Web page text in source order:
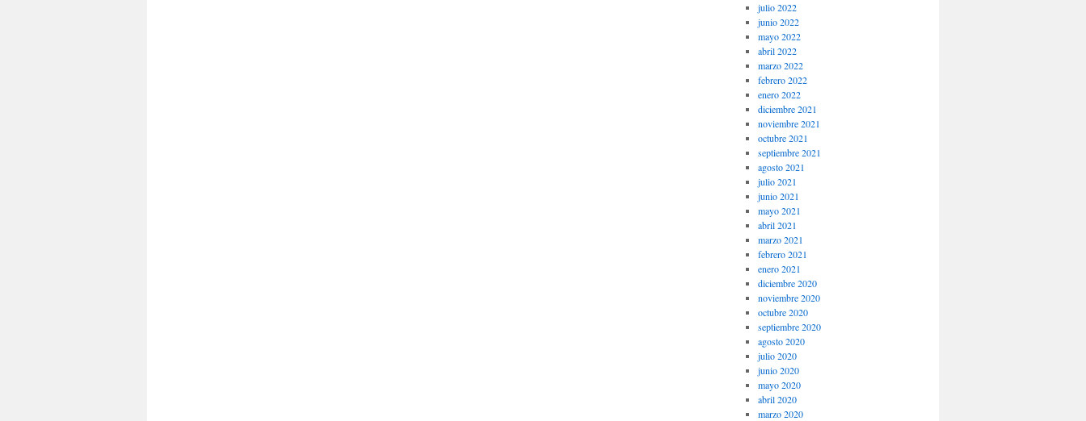
julio 2022
junio 2022
mayo 2022
abril 2022
marzo 2022
febrero 2022
enero 2022
diciembre 2021
noviembre 2021
octubre 2021
septiembre 2021
agosto 2021
julio 2021
junio 2021
mayo 2021
abril 2021
marzo 2021
febrero 2021
enero 2021
diciembre 2020
noviembre 2020
octubre 2020
septiembre 2020
agosto 2020
julio 2020
junio 2020
mayo 2020
abril 2020
marzo 2020